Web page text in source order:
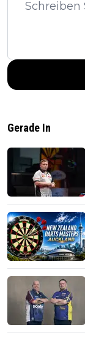
Gerade In